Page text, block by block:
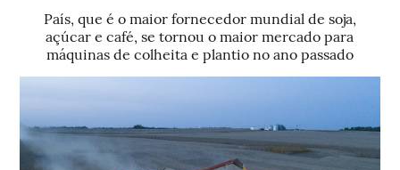
País, que é o maior fornecedor mundial de soja,
açúcar e café, se tornou o maior mercado para
máquinas de colheita e plantio no ano passado